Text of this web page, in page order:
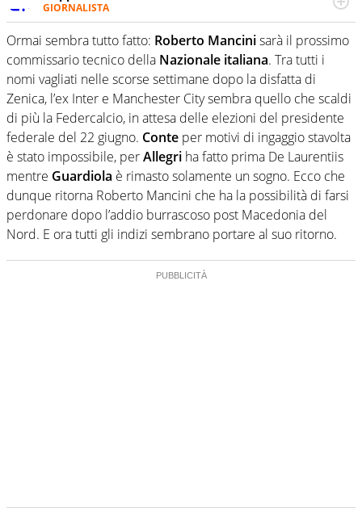
GIORNALISTA
Cresciuto tra una staccata di Alonso, un dritto di Federer
e un fade away di Kobe, il calcio ha la meglio. Ha seguito
diverse manifestazioni sportive e non. Ama scoprire
nuove storie e raccontarle.
Ormai sembra tutto fatto: Roberto Mancinisarà il prossimo
commissario tecnico della Nazionale italiana. Tra tutti i
nomi vagliati nelle scorse settimane dopo la disfatta di
Zenica, l’ex Inter e Manchester City sembra quello che scaldi
di più la Federcalcio, in attesa delle elezioni del presidente
federale del 22 giugno. Conte per motivi di ingaggio stavolta
è stato impossibile, perAllegri ha fatto prima De Laurentiis
mentre Guardiola è rimasto solamente un sogno. Ecco che
dunque ritorna Roberto Mancini che ha la possibilità di farsi
perdonare dopo l’addio burrascoso post Macedonia del
Nord. E ora tutti gli indizi sembrano portare al suo ritorno.